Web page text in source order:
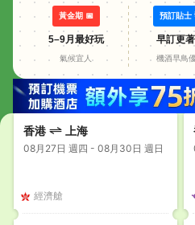
黃金期 📅
5–9月最好玩
氣候宜人
預訂貼士
早訂更
機酒早鳥
香港 上海
08月27日 週四 - 08月30日 週日
經濟艙